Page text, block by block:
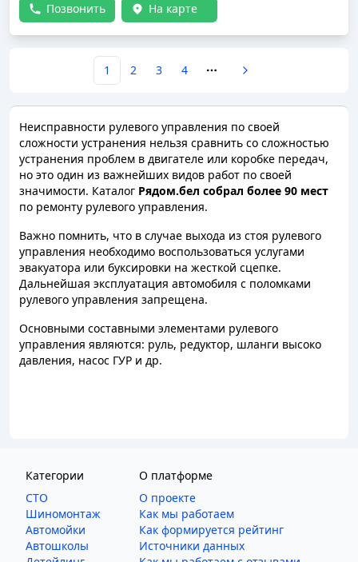
Позвонить На карте
1 2 3 4 More pages
Неисправности рулевого управления по своей
сложности устранения нельзя сравнить со сложностью
устранения проблем в двигателе или коробке передач,
но это один из важнейших видов работ по своей
значимости. Каталог Рядом.бел собрал более 90 мест
по ремонту рулевого управления.
Важно помнить, что в случае выхода из стоя рулевого
управления необходимо воспользоваться услугами
эвакуатора или буксировки на жесткой сцепке.
Дальнейшая эксплуатация автомобиля с поломками
рулевого управления запрещена.
Основными составными элементами рулевого
управления являются: руль, редуктор, шланги высоко
давления, насос ГУР и др.
Категории
СТО
Шиномонтаж
Автомойки
Автошколы
О платформе
О проекте
Как мы работаем
Как формируется рейтинг
Источники данных